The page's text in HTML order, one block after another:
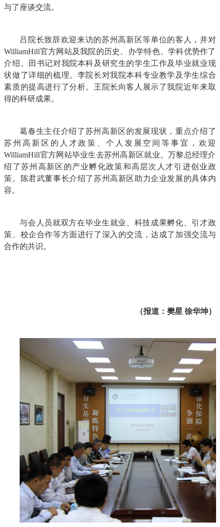
与了座谈交流。
吕院长致辞欢迎来访的苏州高新区等单位的客人，并对
WilliamHill官方网站及我院的历史、办学特色、学科优势作了
介绍。田书记对我院本科及研究生的学生工作及毕业就业现
状做了详细的梳理。李院长对我院本科专业教学及学生综合
素质的提高进行了分析。王院长向客人展示了我院近年来取
得的科研成果。
葛春生主任介绍了苏州高新区的发展现状，重点介绍了
苏州高新区的人才政策、个人发展空间等事宜，欢迎
WilliamHill官方网站毕业生去苏州高新区就业。万黎总经理介
绍了苏州高新区的产业孵化政策和高层次人才引进创业政
策。陈君武董事长介绍了苏州高新区助力企业发展的具体内
容。
与会人员就双方在毕业生就业、科技成果孵化、引才政
策、校企合作等方面进行了深入的交流，达成了加强交流与
合作的共识。
（报道：樊星 徐华坤）